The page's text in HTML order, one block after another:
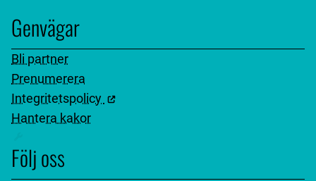
Genvägar
Bli partner
Prenumerera
Integritetspolicy
Hantera kakor
Följ oss